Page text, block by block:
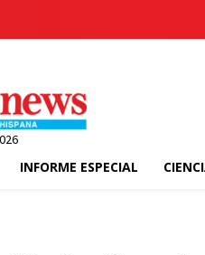
INFORME ESPECIAL